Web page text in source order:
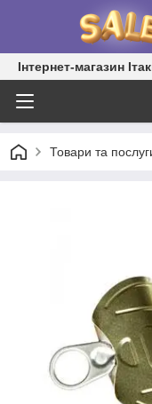
Інтернет-магазин
Товари та